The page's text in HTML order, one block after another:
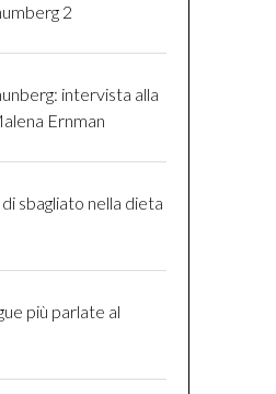
2
intervista alla
Ernman
di sbagliato nella dieta
più parlate al